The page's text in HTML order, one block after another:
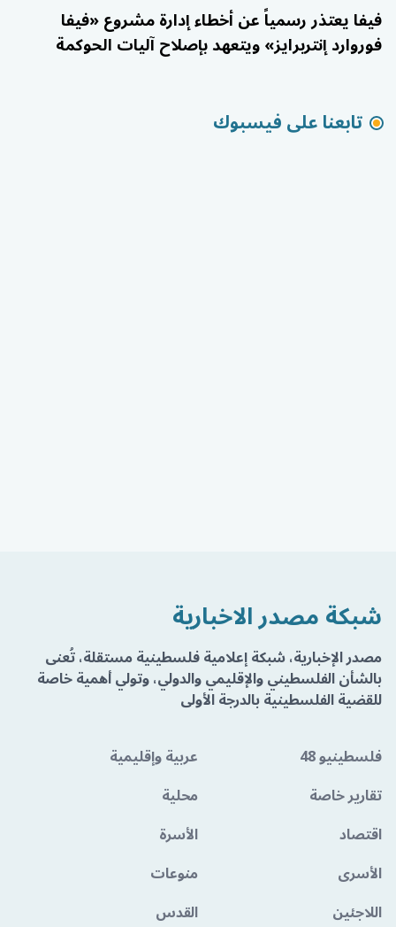
فيفا يعتذر رسمياً عن أخطاء إدارة مشروع «فيفا
فوروارد إنتربرايز» ويتعهد بإصلاح آليات الحوكمة
تابعنا على فيسبوك
شبكة مصدر الاخبارية
مصدر الإخبارية، شبكة إعلامية فلسطينية مستقلة، تُعنى
بالشأن الفلسطيني والإقليمي والدولي، وتولي أهمية خاصة
للقضية الفلسطينية بالدرجة الأولى
فلسطينيو 48
عربية وإقليمية
تقارير خاصة
محلية
اقتصاد
الأسرة
الأسرى
منوعات
اللاجئين
القدس